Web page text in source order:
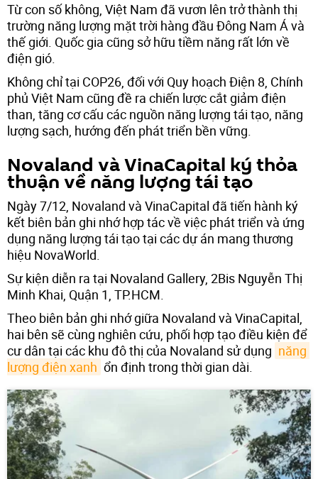
Từ con số không, Việt Nam đã vươn lên trở thành thị
trường năng lượng mặt trời hàng đầu Đông Nam Á và
thế giới. Quốc gia cũng sở hữu tiềm năng rất lớn về
điện gió.
Không chỉ tại COP26, đối với Quy hoạch Điện 8, Chính
phủ Việt Nam cũng đề ra chiến lược cắt giảm điện
than, tăng cơ cấu các nguồn năng lượng tái tạo, năng
lượng sạch, hướng đến phát triển bền vững.
Novaland và VinaCapital ký thỏa
thuận về năng lượng tái tạo
Ngày 7/12, Novaland và VinaCapital đã tiến hành ký
kết biên bản ghi nhớ hợp tác về việc phát triển và ứng
dụng năng lượng tái tạo tại các dự án mang thương
hiệu NovaWorld.
Sự kiện diễn ra tại Novaland Gallery, 2Bis Nguyễn Thị
Minh Khai, Quận 1, TP.HCM.
Theo biên bản ghi nhớ giữa Novaland và VinaCapital,
hai bên sẽ cùng nghiên cứu, phối hợp tạo điều kiện để
cư dân tại các khu đô thị của Novaland sử dụng năng
lượng điện xanh ổn định trong thời gian dài.